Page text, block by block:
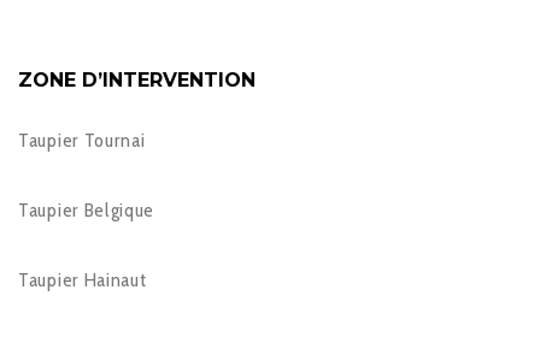
ZONE D’INTERVENTION
Taupier Tournai
Taupier Belgique
Taupier Hainaut